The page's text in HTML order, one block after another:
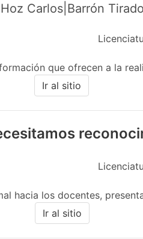
Carlos|Barrón
que ofrecen a la
Ir al sitio
hacia los docentes,
Ir al sitio